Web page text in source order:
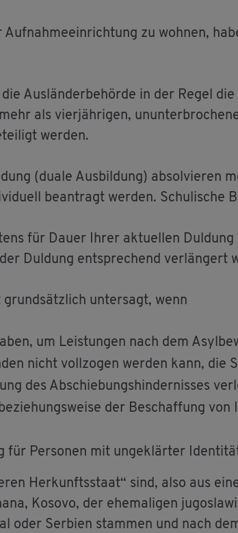
zu woh­nen,
Aus­län­der­be­hör­de in der Regel
als vier­jäh­ri­gen,
wer­den.
(duale Aus­bil­dung) ab­sol­vie­ren
be­an­tragt wer­den. Schu­li­sche
für Dauer Ihrer ak­tu­el­len
Dul­dung ent­spre­chend ver­län­gert
un­ter­sagt, wenn
um Leis­tun­gen nach dem
nicht voll­zo­gen wer­den kann, die
des Ab­schie­bungs­hin­der­nis­ses
der Be­schaf­fung von
für Per­so­nen mit un­ge­klär­ter
Her­kunfts­staat“ sind, also aus
Ko­so­vo, der ehe­ma­li­gen
oder Ser­bi­en stam­men und nach